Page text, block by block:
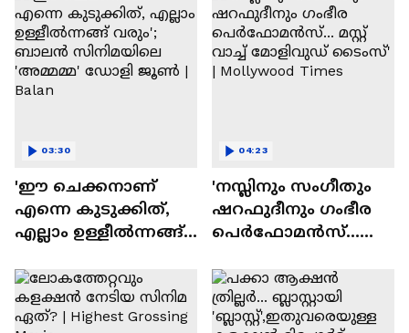
'ഈ ചെക്കനാണ്
എന്നെ കുടുക്കിത്,
എല്ലാം ഉള്ളീൽന്നങ്ങ്
സിനിമയിലെ
'അമ്മമ്മ' ഡോളി
ജൂൺ | Balan
03:30
'നസ്ലിനും സംഗീതും
ഷറഫുദീനും ഗംഭീര
പെർഫോമൻസ്...
ടൈംസ്' | Mollywood
Times
04:23